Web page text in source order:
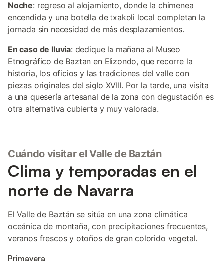
Noche: regreso al alojamiento, donde la chimenea
encendida y una botella de txakoli local completan la
jornada sin necesidad de más desplazamientos.
En caso de lluvia: dedique la mañana al Museo
Etnográfico de Baztan en Elizondo, que recorre la
historia, los oficios y las tradiciones del valle con
piezas originales del siglo XVIII. Por la tarde, una visita
a una quesería artesanal de la zona con degustación es
otra alternativa cubierta y muy valorada.
Cuándo visitar el Valle de Baztán
Clima y temporadas en el
norte de Navarra
El Valle de Baztán se sitúa en una zona climática
oceánica de montaña, con precipitaciones frecuentes,
veranos frescos y otoños de gran colorido vegetal.
Primavera